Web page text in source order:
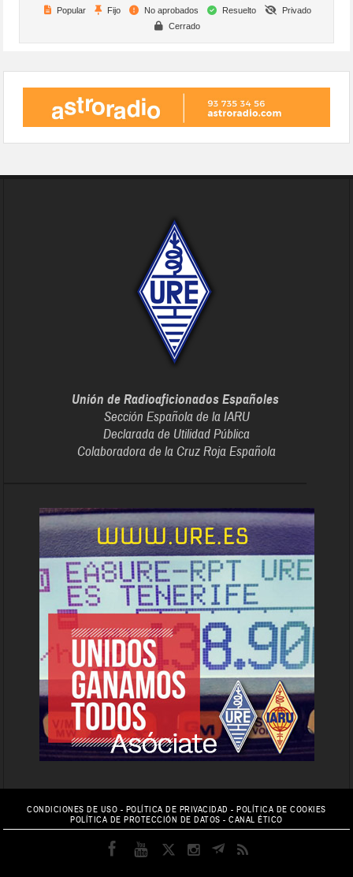
Popular
Fijo No aprobados Resuelto
Privado
Cerrado
Unión de Radioaficionados Españoles
Sección Española de la IARU
Declarada de Utilidad Pública
Colaboradora de la Cruz Roja Española
CONDICIONES DE USO - POLÍTICA DE PRIVACIDAD -POLÍTICA DE COOKIES
POLÍTICA DE PROTECCIÓN DE DATOS -CANAL ÉTICO